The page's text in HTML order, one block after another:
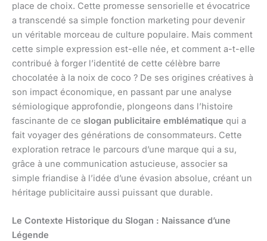
place de choix. Cette promesse sensorielle et évocatrice
a transcendé sa simple fonction marketing pour devenir
un véritable morceau de culture populaire. Mais comment
cette simple expression est-elle née, et comment a-t-elle
contribué à forger l’identité de cette célèbre barre
chocolatée à la noix de coco ? De ses origines créatives à
son impact économique, en passant par une analyse
sémiologique approfondie, plongeons dans l’histoire
fascinante de ce slogan publicitaire emblématique qui a
fait voyager des générations de consommateurs. Cette
exploration retrace le parcours d’une marque qui a su,
grâce à une communication astucieuse, associer sa
simple friandise à l’idée d’une évasion absolue, créant un
héritage publicitaire aussi puissant que durable.
Le Contexte Historique du Slogan : Naissance d’une
Légende